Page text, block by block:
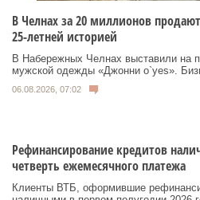
В Челнах за 20 миллионов
25-летней историей
В Набережных Челнах выставили на
мужской одежды «Джонни о`yes».
06.08.2026, 07:02
Рефинансирование кредитов
четверть ежемесячного платежа
Клиенты ВТБ, оформившие